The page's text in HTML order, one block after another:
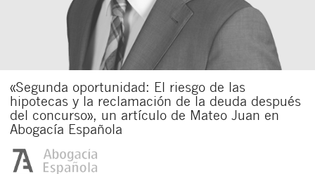
«Segunda oportunidad: El riesgo de las
hipotecas y la reclamación de la deuda después
del concurso», un artículo de Mateo Juan en
Abogacía Española